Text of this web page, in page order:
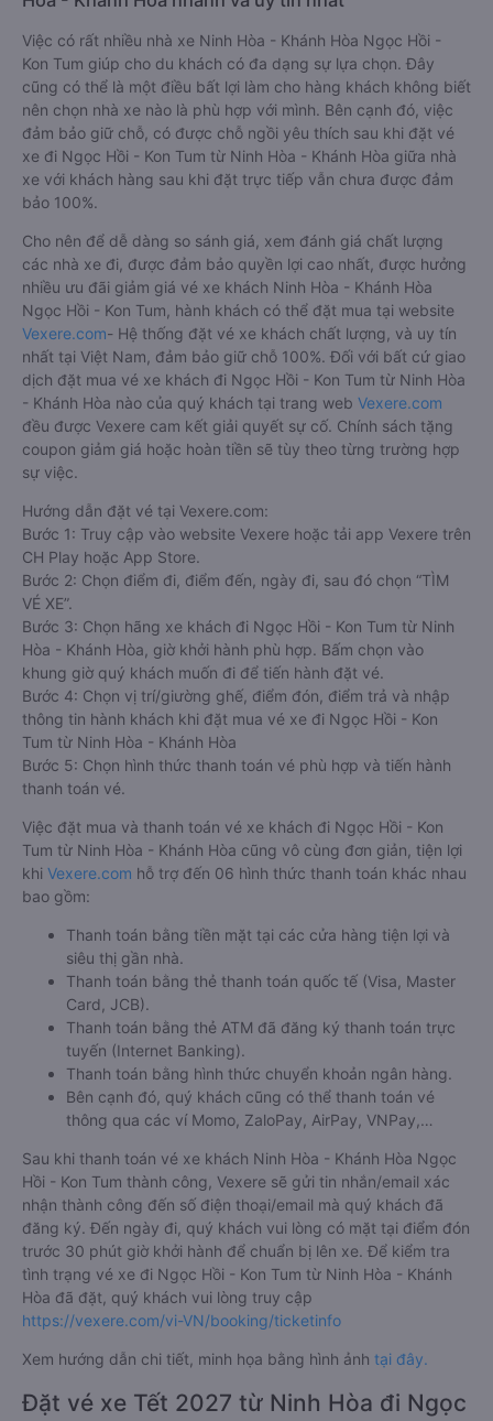
Việc có rất nhiều nhà xe Ninh Hòa - Khánh Hòa Ngọc Hồi -
Kon Tum giúp cho du khách có đa dạng sự lựa chọn. Đây
cũng có thể là một điều bất lợi làm cho hàng khách không biết
nên chọn nhà xe nào là phù hợp với mình. Bên cạnh đó, việc
đảm bảo giữ chỗ, có được chỗ ngồi yêu thích sau khi đặt vé
xe đi Ngọc Hồi - Kon Tum từ Ninh Hòa - Khánh Hòa giữa nhà
xe với khách hàng sau khi đặt trực tiếp vẫn chưa được đảm
bảo 100%.
Cho nên để dễ dàng so sánh giá, xem đánh giá chất lượng
các nhà xe đi, được đảm bảo quyền lợi cao nhất, được hưởng
nhiều ưu đãi giảm giá vé xe khách Ninh Hòa - Khánh Hòa
Ngọc Hồi - Kon Tum, hành khách có thể đặt mua tại website
Vexere.com- Hệ thống đặt vé xe khách chất lượng, và uy tín
nhất tại Việt Nam, đảm bảo giữ chỗ 100%. Đối với bất cứ giao
dịch đặt mua vé xe khách đi Ngọc Hồi - Kon Tum từ Ninh Hòa
- Khánh Hòa nào của quý khách tại trang web Vexere.com
đều được Vexere cam kết giải quyết sự cố. Chính sách tặng
coupon giảm giá hoặc hoàn tiền sẽ tùy theo từng trường hợp
sự việc.
Hướng dẫn đặt vé tại Vexere.com:
Bước 1: Truy cập vào website Vexere hoặc tải app Vexere trên
CH Play hoặc App Store.
Bước 2: Chọn điểm đi, điểm đến, ngày đi, sau đó chọn “TÌM
VÉ XE”.
Bước 3: Chọn hãng xe khách đi Ngọc Hồi - Kon Tum từ Ninh
Hòa - Khánh Hòa, giờ khởi hành phù hợp. Bấm chọn vào
khung giờ quý khách muốn đi để tiến hành đặt vé.
Bước 4: Chọn vị trí/giường ghế, điểm đón, điểm trả và nhập
thông tin hành khách khi đặt mua vé xe đi Ngọc Hồi - Kon
Tum từ Ninh Hòa - Khánh Hòa
Bước 5: Chọn hình thức thanh toán vé phù hợp và tiến hành
thanh toán vé.
Việc đặt mua và thanh toán vé xe khách đi Ngọc Hồi - Kon
Tum từ Ninh Hòa - Khánh Hòa cũng vô cùng đơn giản, tiện lợi
khi Vexere.com hỗ trợ đến 06 hình thức thanh toán khác nhau
bao gồm:
Thanh toán bằng tiền mặt tại các cửa hàng tiện lợi và
siêu thị gần nhà.
Thanh toán bằng thẻ thanh toán quốc tế (Visa, Master
Card, JCB).
Thanh toán bằng thẻ ATM đã đăng ký thanh toán trực
tuyến (Internet Banking).
Thanh toán bằng hình thức chuyển khoản ngân hàng.
Bên cạnh đó, quý khách cũng có thể thanh toán vé
thông qua các ví Momo, ZaloPay, AirPay, VNPay,…
Sau khi thanh toán vé xe khách Ninh Hòa - Khánh Hòa Ngọc
Hồi - Kon Tum thành công, Vexere sẽ gửi tin nhắn/email xác
nhận thành công đến số điện thoại/email mà quý khách đã
đăng ký. Đến ngày đi, quý khách vui lòng có mặt tại điểm đón
trước 30 phút giờ khởi hành để chuẩn bị lên xe. Để kiểm tra
tình trạng vé xe đi Ngọc Hồi - Kon Tum từ Ninh Hòa - Khánh
Hòa đã đặt, quý khách vui lòng truy cập
https://vexere.com/vi-VN/booking/ticketinfo
Xem hướng dẫn chi tiết, minh họa bằng hình ảnh tại đây.
Đặt vé xe Tết 2027 từ Ninh Hòa đi Ngọc